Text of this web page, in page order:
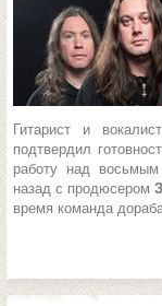
Гитарист и
подтвердил
работу над
назад с продюсером
время команда